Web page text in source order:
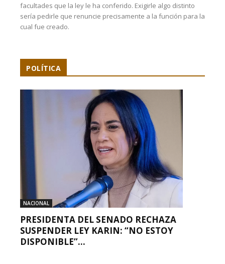
facultades que la ley le ha conferido. Exigirle algo distinto
sería pedirle que renuncie precisamente a la función para la
cual fue creado.
POLÍTICA
NACIONAL
PRESIDENTA DEL SENADO RECHAZA
SUSPENDER LEY KARIN: “NO ESTOY
DISPONIBLE”...